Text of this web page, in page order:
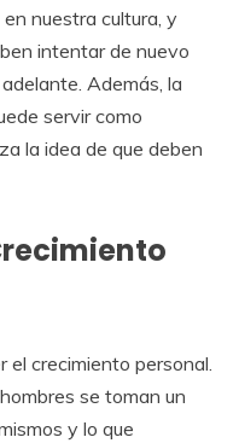
nuestra cultura, y
intentar de nuevo
Además, la
servir como
la idea de que deben
crecimiento personal.
se toman un
y lo que